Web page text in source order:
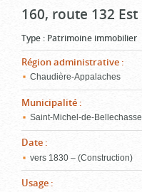
160, route 132 Est
Type : Patrimoine immobilier
Région administrative :
Chaudière-Appalaches
Municipalité :
Saint-Michel-de-Bellechasse
Date :
vers 1830 – (Construction)
Usage :